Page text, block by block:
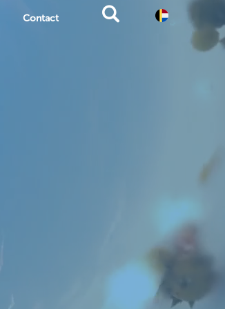
Contact